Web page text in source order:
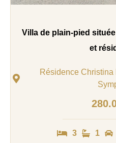
Villa de plain-pied
et
Résidence
3 1